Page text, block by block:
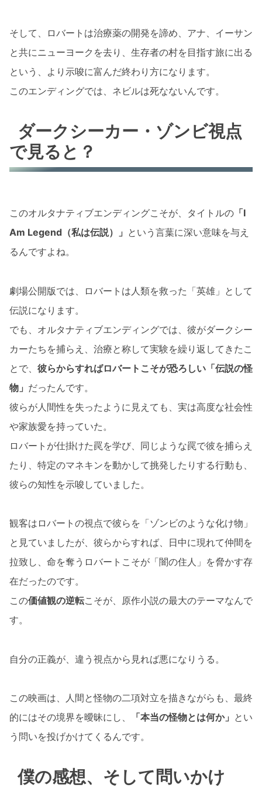
そして、ロバートは治療薬の開発を諦め、アナ、イーサン
と共にニューヨークを去り、生存者の村を目指す旅に出る
という、より示唆に富んだ終わり方になります。
このエンディングでは、ネビルは死なないんです。
ダークシーカー・ゾンビ視点
で見ると？
このオルタナティブエンディングこそが、タイトルの 「I
Am Legend（私は伝説）」 という言葉に深い意味を与え
るんですよね。
劇場公開版では、ロバートは人類を救った「英雄」として
伝説になります。
でも、オルタナティブエンディングでは、彼がダークシー
カーたちを捕らえ、治療と称して実験を繰り返してきたこ
とで、 彼らからすればロバートこそが恐ろしい「伝説の怪
物」 だったんです。
彼らが人間性を失ったように見えても、実は高度な社会性
や家族愛を持っていた。
ロバートが仕掛けた罠を学び、同じような罠で彼を捕らえ
たり、特定のマネキンを動かして挑発したりする行動も、
彼らの知性を示唆していました。
観客はロバートの視点で彼らを「ゾンビのような化け物」
と見ていましたが、彼らからすれば、日中に現れて仲間を
拉致し、命を奪うロバートこそが「闇の住人」を脅かす存
在だったのです。
この価値観の逆転こそが、原作小説の最大のテーマなんで
す。
自分の正義が、違う視点から見れば悪になりうる。
この映画は、人間と怪物の二項対立を描きながらも、最終
的にはその境界を曖昧にし、
「本当の怪物とは何か」 とい
う問いを投げかけてくるんです。
僕の感想、そして問いかけ